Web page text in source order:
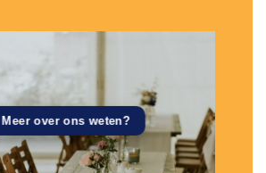
Meer over ons weten?